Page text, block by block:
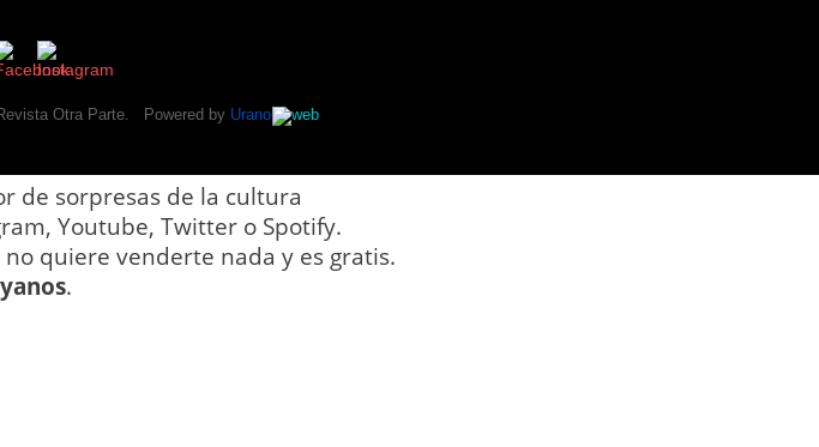
Otra Parte. Powered by Urano web
de sorpresas de la cultura
Youtube, Twitter o Spotify.
quiere venderte nada y es gratis.
.